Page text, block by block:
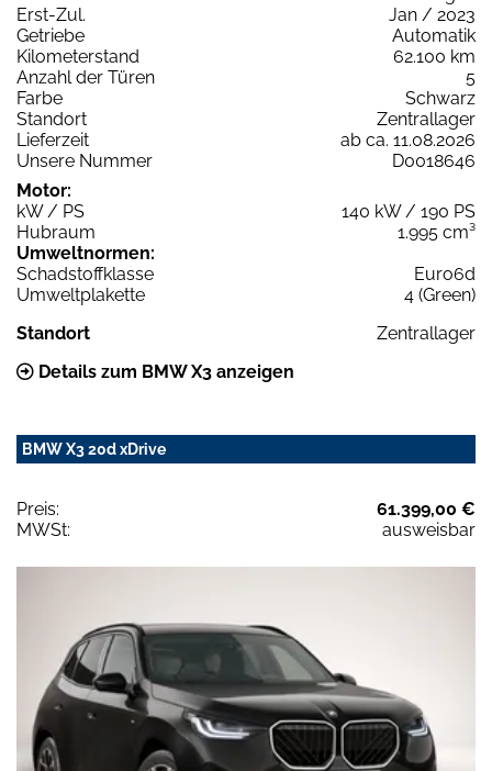
Erst-Zul.
Jan / 2023
Getriebe
Automatik
Kilometerstand
62.100 km
Anzahl der Türen
5
Farbe
Schwarz
Standort
Zentrallager
Lieferzeit
ab ca. 11.08.2026
Unsere Nummer
D0018646
Motor:
kW / PS
140 kW / 190 PS
Hubraum
1.995 cm³
Umweltnormen:
Schadstoffklasse
Euro6d
Umweltplakette
4 (Green)
Standort
Zentrallager
Details zum BMW X3 anzeigen
BMW X3 20d xDrive
Preis:
61.399,00 €
MWSt:
ausweisbar